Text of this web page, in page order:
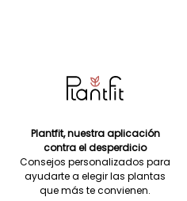
Plantfit, nuestra aplicación
contra el desperdicio
Consejos personalizados para
ayudarte a elegir las plantas
que más te convienen.